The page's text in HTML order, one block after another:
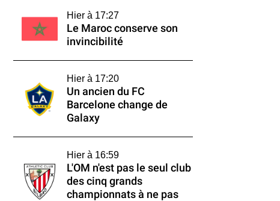
Hier à 17:27
Le Maroc conserve son
invincibilité
Hier à 17:20
Un ancien du FC
Barcelone change de
Galaxy
Hier à 16:59
L'OM n'est pas le seul club
des cinq grands
championnats à ne pas